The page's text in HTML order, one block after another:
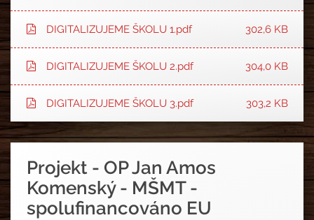
DIGITALIZUJEME ŠKOLU 1.pdf 302,6 KB
DIGITALIZUJEME ŠKOLU 2.pdf 304,0 KB
DIGITALIZUJEME ŠKOLU 3.pdf 303,2 KB
Projekt - OP Jan Amos
Komenský - MŠMT -
spolufinancováno EU